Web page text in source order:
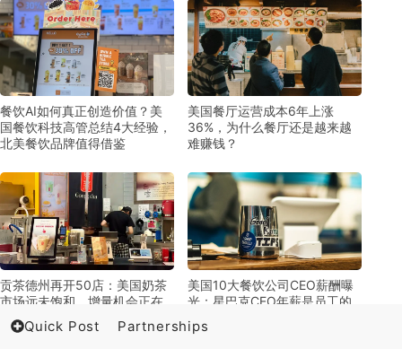
餐饮AI如何真正创造价值？美
国餐饮科技高管总结4大经验，
北美餐饮品牌值得借鉴
美国餐厅运营成本6年上涨
36%，为什么餐厅还是越来越
难赚钱？
贡茶德州再开50店：美国奶茶
市场远未饱和，增量机会正在
向德州转移
美国10大餐饮公司CEO薪酬曝
光：星巴克CEO年薪是员工的
1794倍
Quick Post Partnerships